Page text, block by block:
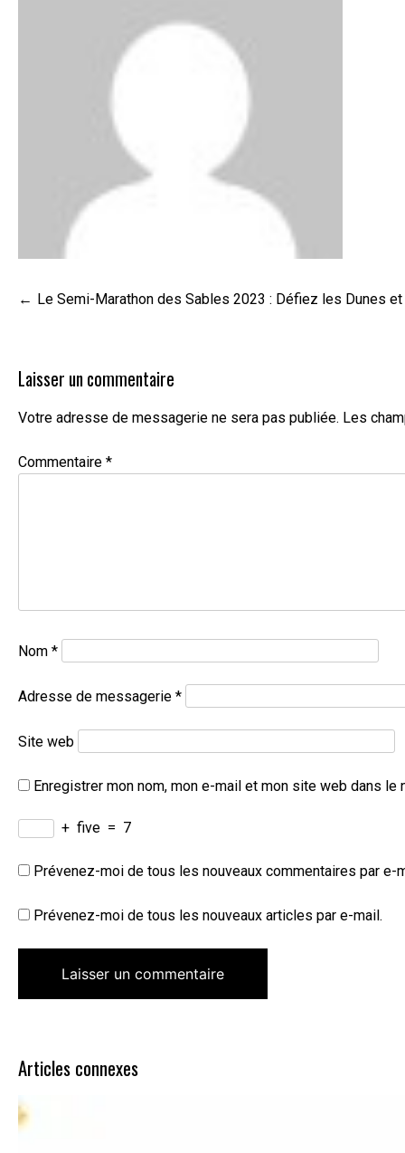
Navigation
Le Semi-Marathon des Sables 2023 : Défiez les Dunes et
Laisser un commentaire
Votre adresse de messagerie ne sera pas publiée. Les
Commentaire *
Nom *
Adresse de messagerie *
Site web
Enregistrer mon nom, mon e-mail et mon site web dans le
+ five = 7
Prévenez-moi de tous les nouveaux commentaires par e-
Prévenez-moi de tous les nouveaux articles par e-mail.
Articles connexes